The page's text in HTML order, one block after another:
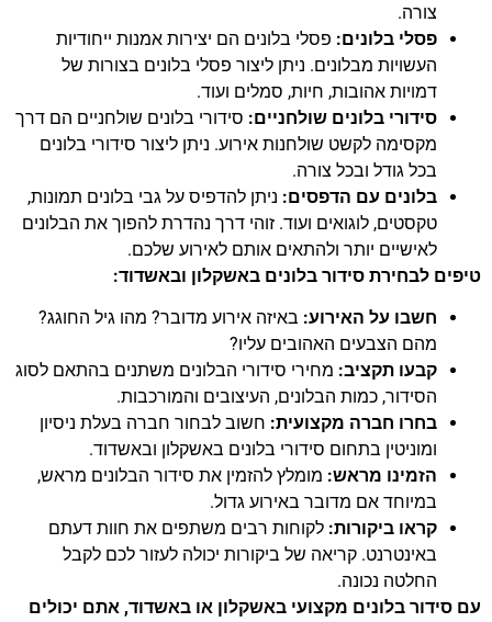
צורה.
פסלי בלונים: פסלי בלונים הם יצירות אמנות ייחודיות
העשויות מבלונים. ניתן ליצור פסלי בלונים בצורות של
דמויות אהובות, חיות, סמלים ועוד.
סידורי בלונים שולחניים: סידורי בלונים שולחניים הם דרך
מקסימה לקשט שולחנות אירוע. ניתן ליצור סידורי בלונים
בכל גודל ובכל צורה.
בלונים עם הדפסים: ניתן להדפיס על גבי בלונים תמונות,
טקסטים, לוגואים ועוד. זוהי דרך נהדרת להפוך את הבלונים
לאישיים יותר ולהתאים אותם לאירוע שלכם.
טיפים לבחירת סידור בלונים באשקלון ובאשדוד:
חשבו על האירוע: באיזה אירוע מדובר? מהו גיל החוגג?
מהם הצבעים האהובים עליו?
קבעו תקציב: מחירי סידורי הבלונים משתנים בהתאם לסוג
הסידור, כמות הבלונים, העיצובים והמורכבות.
בחרו חברה מקצועית: חשוב לבחור חברה בעלת ניסיון
ומוניטין בתחום סידורי בלונים באשקלון ובאשדוד.
הזמינו מראש: מומלץ להזמין את סידור הבלונים מראש,
במיוחד אם מדובר באירוע גדול.
קראו ביקורות: לקוחות רבים משתפים את חוות דעתם
באינטרנט. קריאה של ביקורות יכולה לעזור לכם לקבל
החלטה נכונה.
עם סידור בלונים מקצועי באשקלון או באשדוד, אתם יכולים